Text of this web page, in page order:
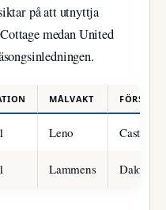
på att utnyttja
medan United
MÅLVAKT FÖRSVAR
Leno
Lammens Dalot,